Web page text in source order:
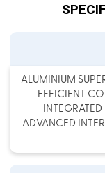
ALUMINIUM
EFFICIENT
ADVANCED